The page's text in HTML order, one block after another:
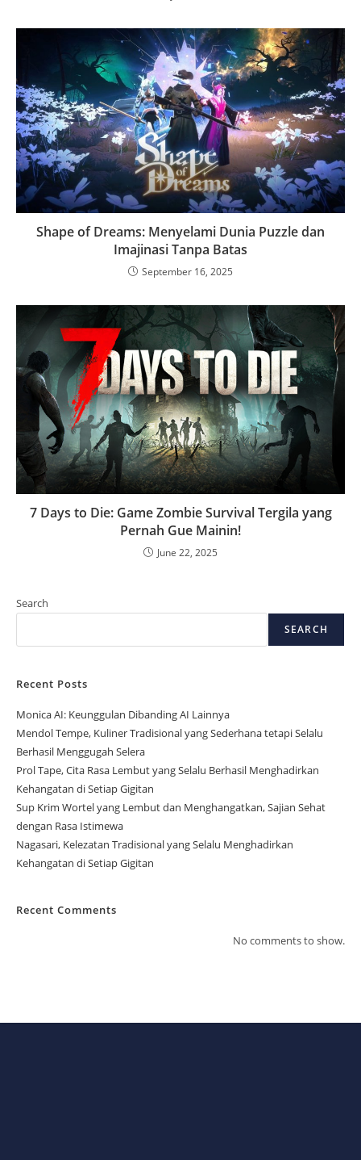
Shape of Dreams: Menyelami Dunia Puzzle dan
Imajinasi Tanpa Batas
September 16, 2025
7 Days to Die: Game Zombie Survival Tergila yang
Pernah Gue Mainin!
June 22, 2025
Search
SEARCH
Recent Posts
Monica AI: Keunggulan Dibanding AI Lainnya
Mendol Tempe, Kuliner Tradisional yang Sederhana tetapi Selalu
Berhasil Menggugah Selera
Prol Tape, Cita Rasa Lembut yang Selalu Berhasil Menghadirkan
Kehangatan di Setiap Gigitan
Sup Krim Wortel yang Lembut dan Menghangatkan, Sajian Sehat
dengan Rasa Istimewa
Nagasari, Kelezatan Tradisional yang Selalu Menghadirkan
Kehangatan di Setiap Gigitan
Recent Comments
No comments to show.